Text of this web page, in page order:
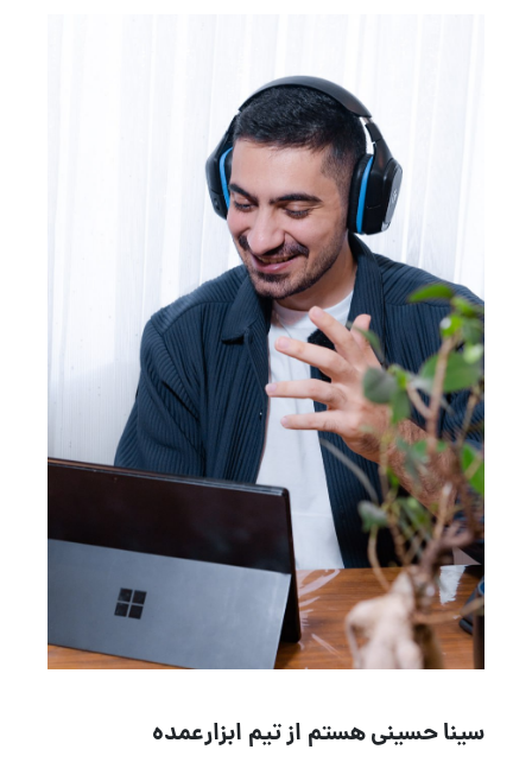
سینا حسینی هستم از تیم ابزارعمده